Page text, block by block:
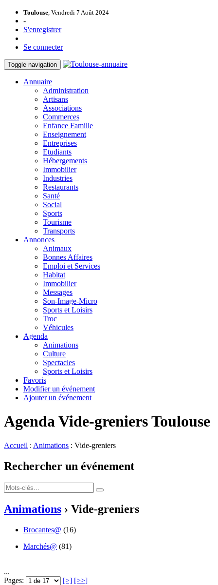
Toulouse, Vendredi 7 Août 2024
-
S'enregistrer
Se connecter
Toggle navigation
Annuaire
Administration
Artisans
Associations
Commerces
Enfance Famille
Enseignement
Entreprises
Etudiants
Hébergements
Immobilier
Industries
Restaurants
Santé
Social
Sports
Tourisme
Transports
Annonces
Animaux
Bonnes Affaires
Emploi et Services
Habitat
Immobilier
Messages
Son-Image-Micro
Sports et Loisirs
Troc
Véhicules
Agenda
Animations
Culture
Spectacles
Sports et Loisirs
Favoris
Modifier un événement
Ajouter un événement
Agenda Vide-greniers Toulouse
Accueil : Animations : Vide-greniers
Rechercher un événement
Animations › Vide-greniers
Brocantes@ (16)
Marchés@ (81)
...
Pages:
[>] [>>]